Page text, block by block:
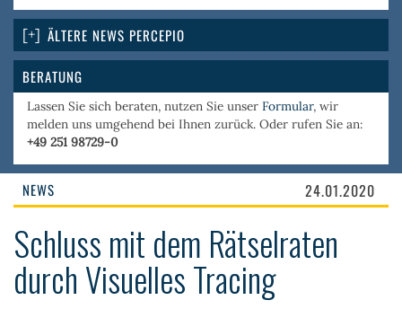
ÄLTERE NEWS PERCEPIO
BERATUNG
Lassen Sie sich beraten, nutzen Sie unser Formular, wir
melden uns umgehend bei Ihnen zurück. Oder rufen Sie an:
+49 251 98729-0
NEWS 24.01.2020
Schluss mit dem Rätselraten
durch Visuelles Tracing